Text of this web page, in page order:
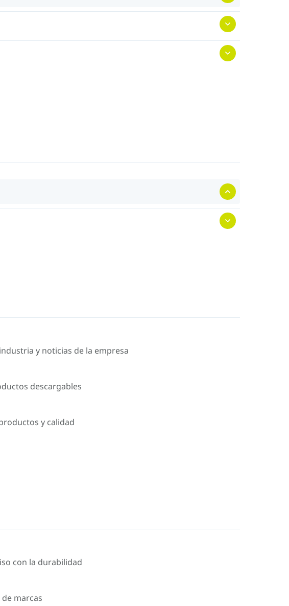
y noticias de la empresa
descargables
y calidad
con la durabilidad
marcas